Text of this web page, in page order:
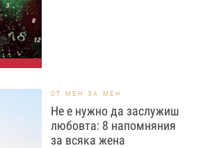
ОТ МЕН ЗА МЕН
Не е нужно да заслужиш
любовта: 8 напомняния
за всяка жена